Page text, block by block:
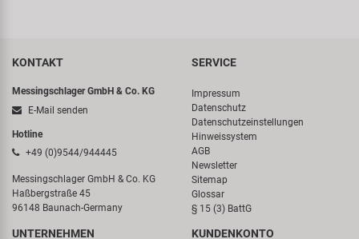
KONTAKT
Messingschlager GmbH & Co. KG
E-Mail senden
Hotline
+49 (0)9544/944445
Messingschlager GmbH & Co. KG
Haßbergstraße 45
96148 Baunach-Germany
SERVICE
Impressum
Datenschutz
Datenschutzeinstellungen
Hinweissystem
AGB
Newsletter
Sitemap
Glossar
§ 15 (3) BattG
UNTERNEHMEN KUNDENKONTO